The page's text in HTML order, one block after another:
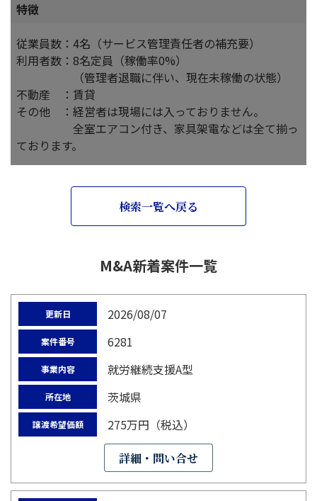
特徴
従業員数：4名（サービス管理責任者の補充要）
利用者数：8名定員（稼働率0%）
（管理者退職に伴い、現在未稼働の状態）
不動産 ：賃貸
その他 ：経営者は現場には入っておりません。
全室エアコン付き、家具架電などは全て揃っ
ております。
検索一覧へ戻る
M&A新着案件一覧
更新日 2026/08/07
案件番号 6281
事業内容 就労継続支援A型
所在地 茨城県
譲渡希望価額 275万円（税込）
詳細・問い合せ